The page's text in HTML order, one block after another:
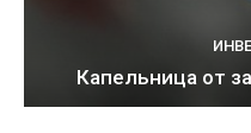
Капельница от